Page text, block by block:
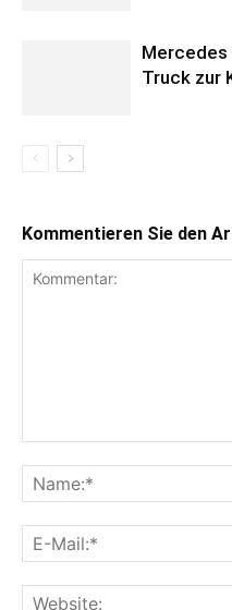
Mercedes
Truck zur
Kommentieren Sie den